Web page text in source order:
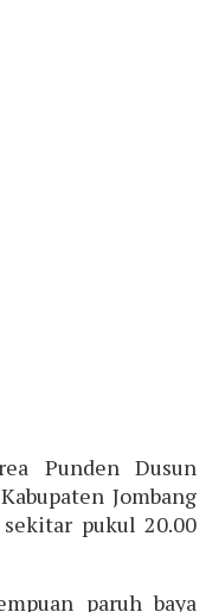
Punden Dusun
Jombang
sekitar pukul 20.00
paruh baya